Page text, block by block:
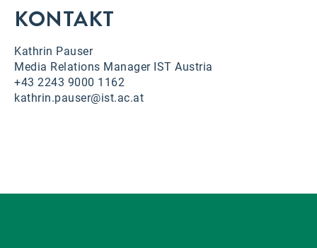
KONTAKT
Kathrin Pauser
Media Relations Manager IST Austria
+43 2243 9000 1162
kathrin.pauser@ist.ac.at